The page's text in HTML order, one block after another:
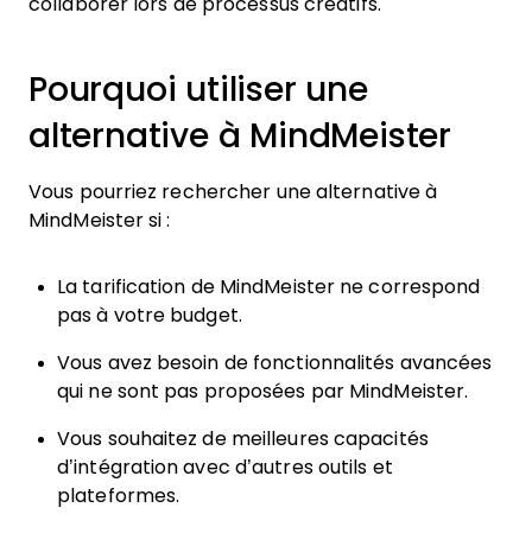
collaborer lors de processus créatifs.
Pourquoi utiliser une
alternative à MindMeister
Vous pourriez rechercher une alternative à
MindMeister si :
La tarification de MindMeister ne correspond
pas à votre budget.
Vous avez besoin de fonctionnalités avancées
qui ne sont pas proposées par MindMeister.
Vous souhaitez de meilleures capacités
d’intégration avec d’autres outils et
plateformes.